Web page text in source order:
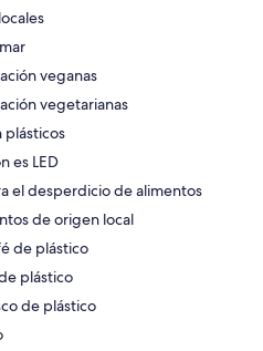
veganas
vegetarianas
plásticos
es LED
el desperdicio de alimentos
de origen local
de plástico
plástico
de plástico